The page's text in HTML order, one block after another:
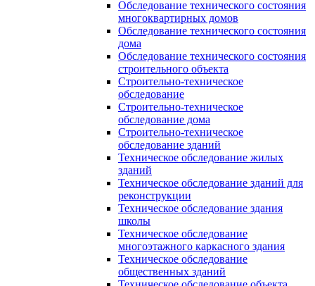
Обследование технического состояния
многоквартирных домов
Обследование технического состояния
дома
Обследование технического состояния
строительного объекта
Строительно-техническое
обследование
Строительно-техническое
обследование дома
Строительно-техническое
обследование зданий
Техническое обследование жилых
зданий
Техническое обследование зданий для
реконструкции
Техническое обследование здания
школы
Техническое обследование
многоэтажного каркасного здания
Техническое обследование
общественных зданий